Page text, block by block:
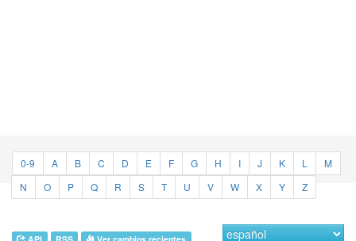
0-9 A B C D E F G H I J K L
M
N
O P Q R S T U V W X Y Z